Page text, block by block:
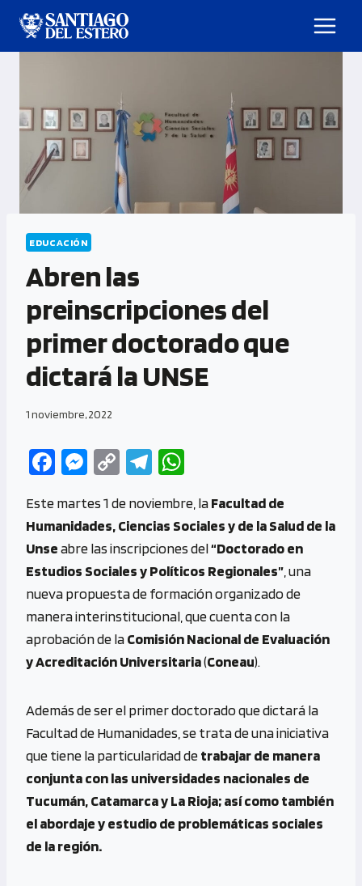
EDUCACIÓN
Abren las
preinscripciones del
primer doctorado que
dictará la UNSE
1 noviembre, 2022
Fa
b
o
o
k
M
se
n
g
er
C
py
Li
n
k
Te
gr
a
m
at
s
A
p
p
Este martes 1 de noviembre, laFacultad de
Humanidades, Ciencias Sociales y de la Salud de la
Unseabre las inscripciones del“Doctorado en
Estudios Sociales y Políticos Regionales” , una
nueva propuesta de formación organizado de
manera interinstitucional, que cuenta con la
aprobación de laComisión Nacional de Evaluación
y Acreditación Universitaria(Coneau).
Además de ser el primer doctorado que dictará la
Facultad de Humanidades, se trata de una iniciativa
que tiene la particularidad detrabajar de manera
conjunta con las universidades nacionales de
Tucumán, Catamarca y La Rioja; así como también
el abordaje y estudio de problemáticas sociales
de la región.